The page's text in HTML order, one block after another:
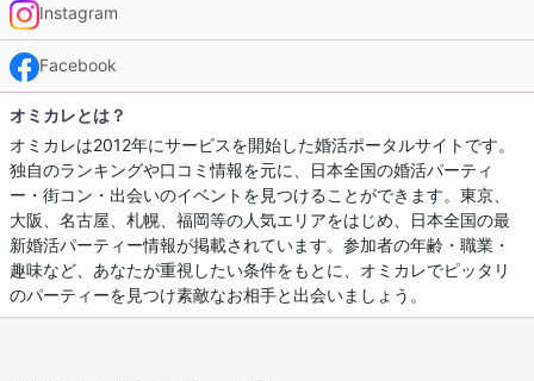
Instagram
Facebook
オミカレとは？
オミカレは2012年にサービスを開始した婚活ポータルサイトです。
独自のランキングや口コミ情報を元に、日本全国の婚活パーティ
ー・街コン・出会いのイベントを見つけることができます。東京、
大阪、名古屋、札幌、福岡等の人気エリアをはじめ、日本全国の最
新婚活パーティー情報が掲載されています。参加者の年齢・職業・
趣味など、あなたが重視したい条件をもとに、オミカレでピッタリ
のパーティーを見つけ素敵なお相手と出会いましょう。